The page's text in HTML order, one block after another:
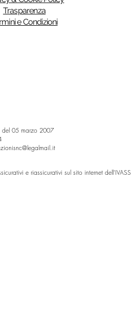
Trasparenza
e Condizioni
del 05 marzo 2007
e riassicurativi sul sito internet dell’IVASS